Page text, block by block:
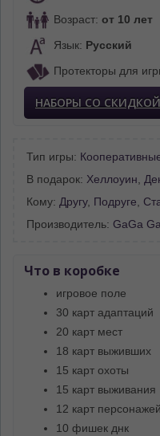
Возраст: от 10 лет
Язык: Русский
Протекторы для
НАБОРЫ СО СКИДКОЙ
Тип игры:
В подарок: Хеллоуин
Кому: Другу, Подруге
Производитель: GaGa
Что в коробке
игровое поле
30 карт адаптаций
20 карт мест
18 карт выживших
15 карт охоты
15 карт выживания
12 карт персонажей
10 фишек днк